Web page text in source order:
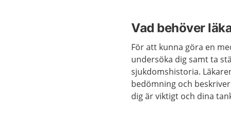
Vad behöver
För att kunna göra en
undersöka dig samt ta
sjukdomshistoria.
bedömning och
dig är viktigt och dina